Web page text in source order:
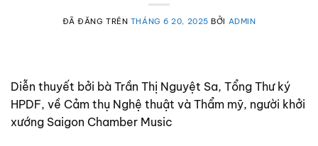
ĐÃ ĐĂNG TRÊN THÁNG 6 20, 2025 BỞI ADMIN
Diễn thuyết bởi bà Trần Thị Nguyệt Sa, Tổng Thư ký
HPDF, về Cảm thụ Nghệ thuật và Thẩm mỹ, người khởi
xướng Saigon Chamber Music